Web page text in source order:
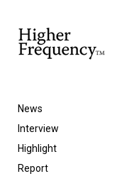
News
Interview
Highlight
Report